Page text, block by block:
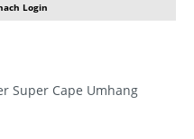
Login
Super Cape Umhang